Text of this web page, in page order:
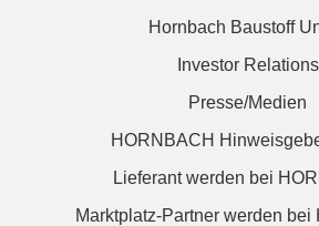
Hornbach Baustoff
Investor Relations
Presse/Medien
HORNBACH
Lieferant werden bei
Marktplatz-Partner werden bei